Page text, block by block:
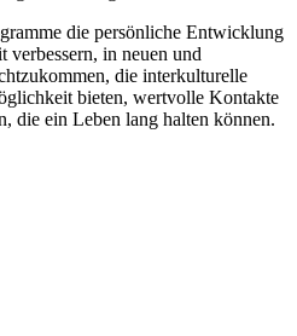
die persönliche Entwicklung
verbessern, in neuen und
die interkulturelle
bieten, wertvolle Kontakte
die ein Leben lang halten können.